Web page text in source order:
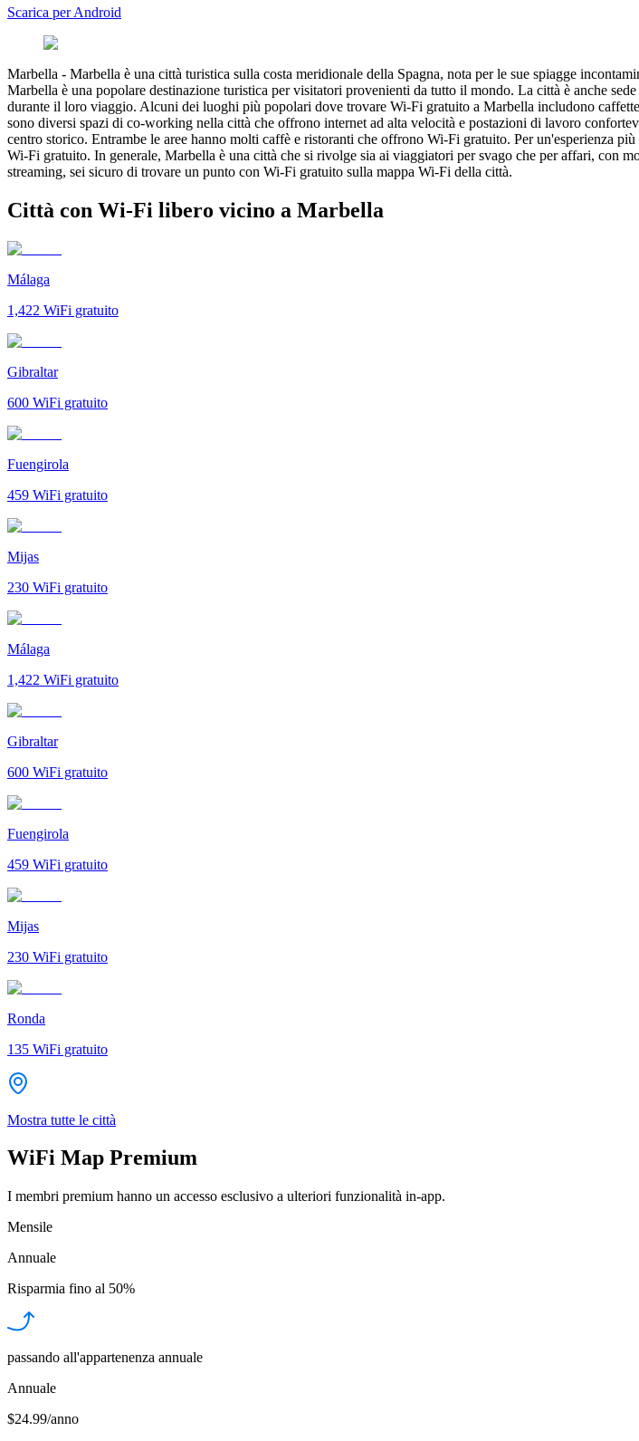
Scarica per Android
Marbella - Marbella è una città turistica sulla costa meridionale della Spagna, nota per le sue spiagge
Marbella è una popolare destinazione turistica per visitatori provenienti da tutto il mondo. La città è anche
durante il loro viaggio. Alcuni dei luoghi più popolari dove trovare Wi-Fi gratuito a Marbella includono
sono diversi spazi di co-working nella città che offrono internet ad alta velocità e postazioni di lavoro
centro storico. Entrambe le aree hanno molti caffè e ristoranti che offrono Wi-Fi gratuito. Per un'esperienza
Wi-Fi gratuito. In generale, Marbella è una città che si rivolge sia ai viaggiatori per svago che per affari, con
streaming, sei sicuro di trovare un punto con Wi-Fi gratuito sulla mappa Wi-Fi della città.
Città con Wi-Fi libero vicino a Marbella
Málaga
1,422 WiFi gratuito
Gibraltar
600 WiFi gratuito
Fuengirola
459 WiFi gratuito
Mijas
230 WiFi gratuito
Málaga
1,422 WiFi gratuito
Gibraltar
600 WiFi gratuito
Fuengirola
459 WiFi gratuito
Mijas
230 WiFi gratuito
Ronda
135 WiFi gratuito
Mostra tutte le città
WiFi Map Premium
I membri premium hanno un accesso esclusivo a ulteriori funzionalità in-app.
Mensile
Annuale
Risparmia fino al 50%
passando all'appartenenza annuale
Annuale
$24.99/anno